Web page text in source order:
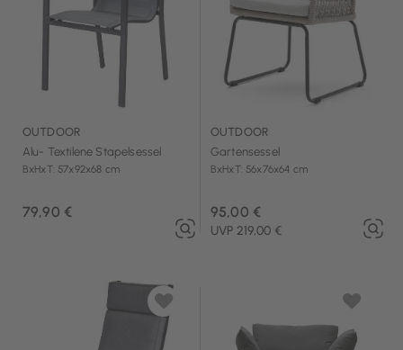
OUTDOOR
Alu- Textilene Stapelsessel
BxHxT: 57x92x68 cm
79,90 €
OUTDOOR
Gartensessel
BxHxT: 56x76x64 cm
95,00 €
UVP 219,00 €